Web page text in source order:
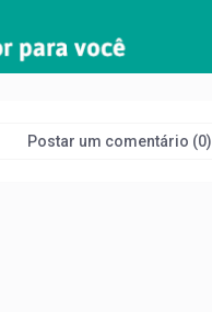
Postar um comentário (0)